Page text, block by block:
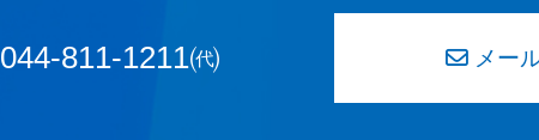
044-811-1211㈹ メー